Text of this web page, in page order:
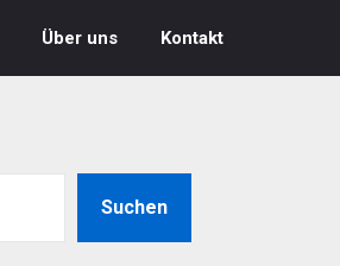
Über uns Kontakt
Suchen